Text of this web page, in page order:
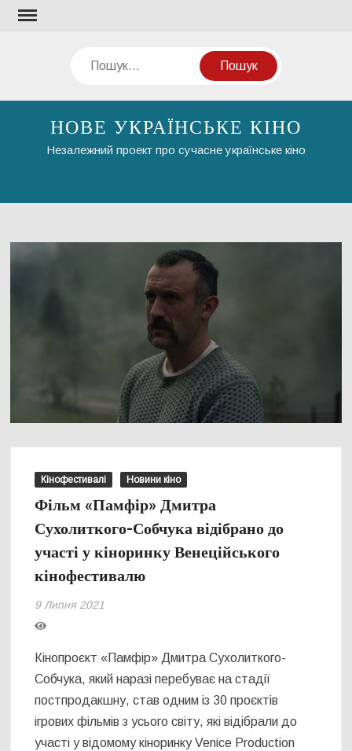
Перейти
Пошук
НОВЕ УКРАЇНСЬКЕ КІНО
Незалежний проект про сучасне українське кіно
Кінофестивалі Новини кіно
Фільм «Памфір» Дмитра
Сухолиткого-Собчука відібрано до
участі у кіноринку Венеційського
кінофестивалю
9 Липня 2021
Кінопроєкт «Памфір» Дмитра Сухолиткого-
Собчука, який наразі перебуває на стадії
постпродакшну, став одним із 30 проєктів
ігрових фільмів з усього світу, які відібрали до
участі у відомому кіноринку Venice Production